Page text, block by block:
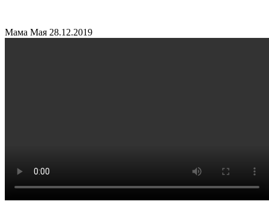
Мама Мая 28.12.2019